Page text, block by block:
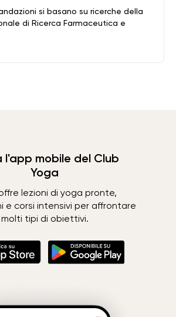
si basano su ricerche della
di Ricerca Farmaceutica e
l'app mobile del Club
Yoga
lezioni di yoga pronte,
e corsi intensivi per affrontare
molti tipi di obiettivi.